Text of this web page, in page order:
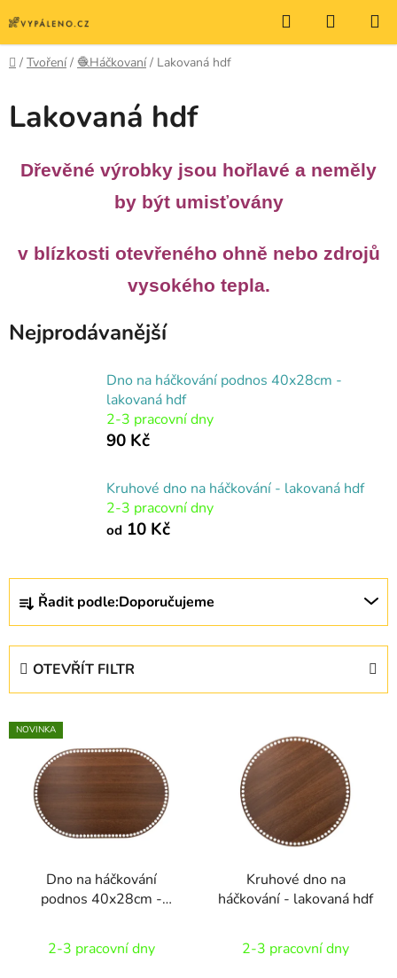
na
obsah
Hledat
KOŠÍK
Domů
/ Tvoření / 🧶Háčkovaní / Lakovaná hdf
Lakovaná hdf
Dřevěné výrobky jsou hořlavé a neměly
by být umisťovány
v blízkosti otevřeného ohně nebo zdrojů
vysokého tepla.
Nejprodávanější
Dno na háčkování podnos 40x28cm -
lakovaná hdf
2-3 pracovní dny
90 Kč
Kruhové dno na háčkování - lakovaná hdf
2-3 pracovní dny
od 10 Kč
Ř
z
p
Řadit podle:Doporučujeme
OTEVŘÍT FILTR
V
ý
NOVINKA
Dno na háčkování
podnos 40x28cm -
2-3 pracovní dny
Kruhové dno na
háčkování - lakovaná hdf
2-3 pracovní dny